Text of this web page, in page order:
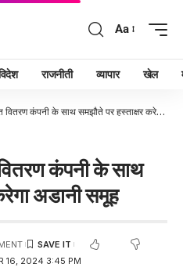
Aa
राजनीती व्यापार खेल
कंपनी के साथ समझौते पर हस्ताक्षर करेगा अडानी समूह
वितरण कंपनी के साथ
अडानी समूह
16, 2024 3:45 PM